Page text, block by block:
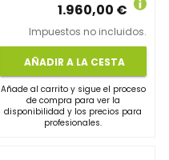
1.960,00 €
Impuestos no incluidos.
AÑADIR A LA CESTA
Añade al carrito y sigue el proceso
de compra para ver la
disponibilidad y los precios para
profesionales.